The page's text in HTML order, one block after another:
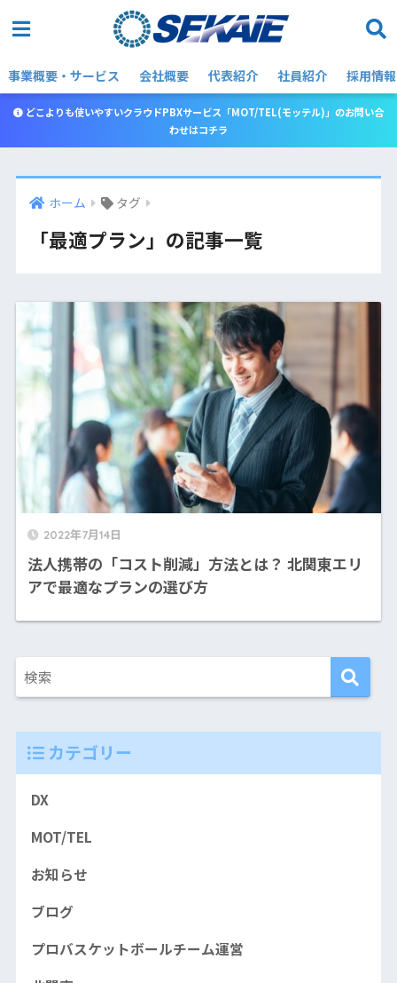
事業概要・サービス 会社概要 代表紹介 社員紹介 採用情報
どこよりも使いやすいクラウドPBXサービス「MOT/TEL(モッテル)」のお問い合
わせはコチラ
ホーム タグ
「最適プラン」の記事一覧
2022年7月14日
法人携帯の「コスト削減」方法とは？ 北関東エリ
アで最適なプランの選び方
カテゴリー
DX
MOT/TEL
お知らせ
ブログ
プロバスケットボールチーム運営